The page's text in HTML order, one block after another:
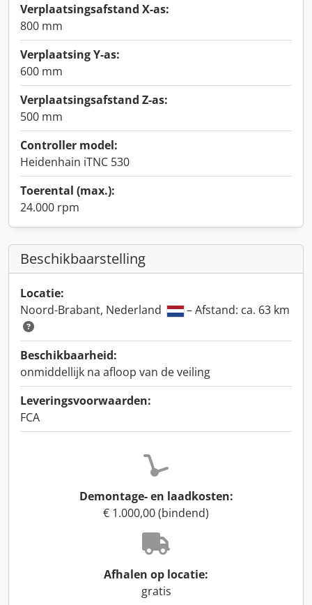
Verplaatsingsafstand X-as:
800 mm
Verplaatsing Y-as:
600 mm
Verplaatsingsafstand Z-as:
500 mm
Controller model:
Heidenhain iTNC 530
Toerental (max.):
24.000 rpm
Beschikbaarstelling
Locatie:
Noord-Brabant, Nederland
– Afstand: ca. 63 km
Beschikbaarheid:
onmiddellijk na afloop van de veiling
Leveringsvoorwaarden:
FCA
Demontage- en laadkosten:
€ 1.000,00 (bindend)
Afhalen op locatie:
gratis